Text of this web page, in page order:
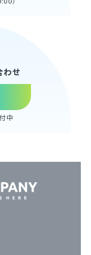
わせ
中